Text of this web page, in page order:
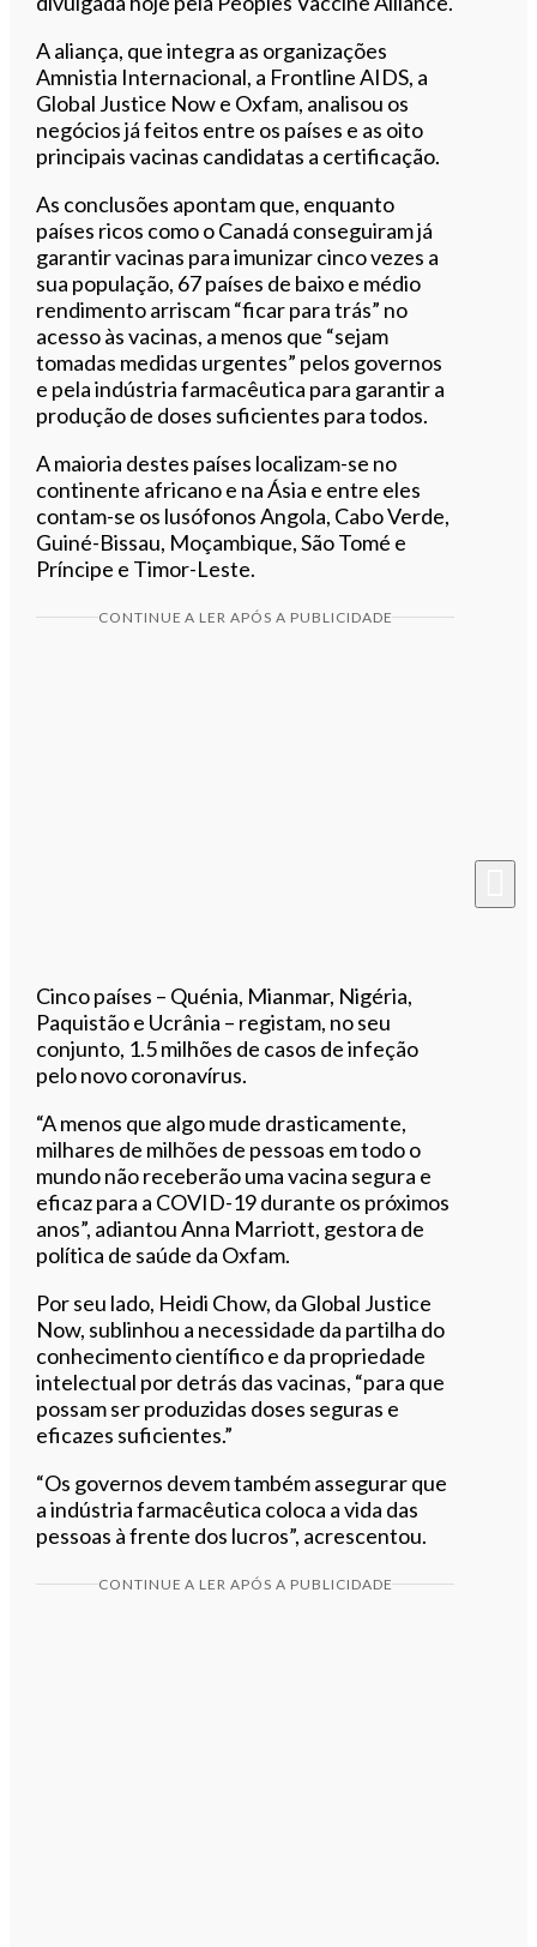
A aliança, que integra as organizações
Amnistia Internacional, a Frontline AIDS, a
Global Justice Now e Oxfam, analisou os
negócios já feitos entre os países e as oito
principais vacinas candidatas a certificação.
As conclusões apontam que, enquanto
países ricos como o Canadá conseguiram já
garantir vacinas para imunizar cinco vezes a
sua população, 67 países de baixo e médio
rendimento arriscam “ficar para trás” no
acesso às vacinas, a menos que “sejam
tomadas medidas urgentes” pelos governos
e pela indústria farmacêutica para garantir a
produção de doses suficientes para todos.
A maioria destes países localizam-se no
continente africano e na Ásia e entre eles
contam-se os lusófonos Angola, Cabo Verde,
Guiné-Bissau, Moçambique, São Tomé e
Príncipe e Timor-Leste.
CONTINUE A LER APÓS A PUBLICIDADE
Cinco países – Quénia, Mianmar, Nigéria,
Paquistão e Ucrânia – registam, no seu
conjunto, 1.5 milhões de casos de infeção
pelo novo coronavírus.
“A menos que algo mude drasticamente,
milhares de milhões de pessoas em todo o
mundo não receberão uma vacina segura e
eficaz para a COVID-19 durante os próximos
anos”, adiantou Anna Marriott, gestora de
política de saúde da Oxfam.
Por seu lado, Heidi Chow, da Global Justice
Now, sublinhou a necessidade da partilha do
conhecimento científico e da propriedade
intelectual por detrás das vacinas, “para que
possam ser produzidas doses seguras e
eficazes suficientes.”
“Os governos devem também assegurar que
a indústria farmacêutica coloca a vida das
pessoas à frente dos lucros”, acrescentou.
CONTINUE A LER APÓS A PUBLICIDADE